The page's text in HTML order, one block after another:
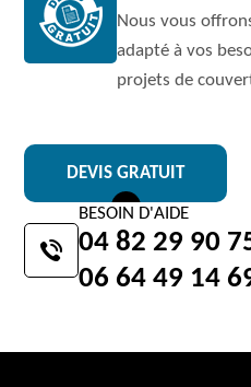
Nous vous
adapté à vos
projets de
DEVIS GRATUIT
BESOIN D'AIDE
04 82 29 90
06 64 49 14